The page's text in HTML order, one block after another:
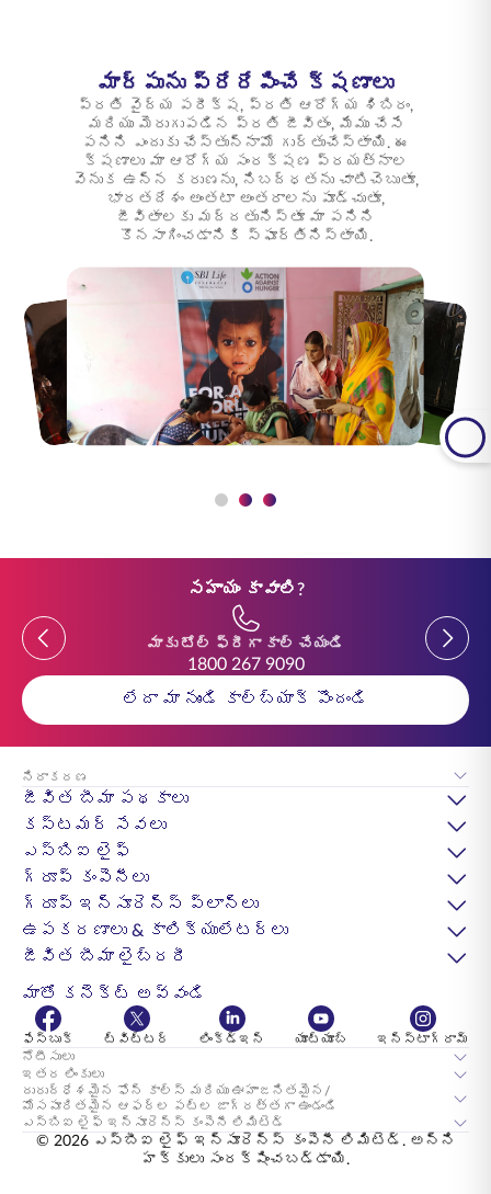
మార్పును ప్రేరేపించే క్షణాలు
ప్రతి వైద్య పరీక్ష, ప్రతి ఆరోగ్య శిబిరం,
మరియు మెరుగుపడిన ప్రతి జీవితం, మేము చేసే
పనిని ఎందుకు చేస్తున్నామో గుర్తుచేస్తాయి. ఈ
క్షణాలు మా ఆరోగ్య సంరక్షణ ప్రయత్నాల
వెనుక ఉన్న కరుణను, నిబద్ధతను చాటిచెబుతూ,
భారతదేశం అంతటా అంతరాలను పూడ్చుతూ,
జీవితాలకు మద్దతునిస్తూ మా పనిని
కొనసాగించడానికి స్ఫూర్తినిస్తాయి.
సహాయం కావాలి?
Previous
మాకు టోల్ ఫ్రీగా కాల్ చేయండి
1800 267 9090
Previous
లేదా మా నుండి కాల్‌బ్యాక్ పొందండి
నిరాకరణ
జీవిత బీమా పథకాలు
కస్టమర్ సేవలు
ఎస్‌బిఐ లైఫ్
గ్రూప్ కంపెనీలు
గ్రూప్ ఇన్సూరెన్స్ ప్లాన్లు
ఉపకరణాలు & కాలిక్యులేటర్లు
జీవిత బీమా లైబ్రరీ
మాతో కనెక్ట్ అవ్వండి
ఫేస్బుక్ ట్విట్టర్ లింక్డ్ఇన్ యూట్యూబ్
ఇన్స్టాగ్రామ్
నోటీసులు
ఇతర లింకులు
దురుద్ధేశమైన ఫోన్ కాల్స్ మరియు ఊహాజనితమైన/
మోసపూరితమైన ఆఫర్ల పట్ల జాగ్రత్తగా ఉండండి
ఎస్‌బిఐ లైఫ్ ఇన్సూరెన్స్ కంపెనీ లిమిటెడ్
© 2026 ఎస్‌బీఐ లైఫ్ ఇన్సూరెన్స్ కంపెనీ లిమిటెడ్. అన్ని
హక్కులు సంరక్షించబడ్డాయి.